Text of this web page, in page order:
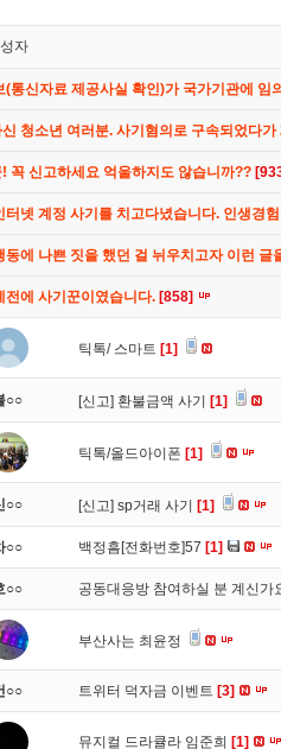
자
(통신자료 제공사실 확인)가 국가기관에 임
청소년 여러분. 사기혐의로 구속되었다
꼭 신고하세요 억울하지도 않습니까??
터넷 계정 사기를 치고다녔습니다. 인생경
동에 나쁜 짓을 했던 걸 뉘우치고자 이런 글
전에 사기꾼이였습니다. [858]
틱톡/ 스마트 [1]
○○ [신고] 환불금액 사기 [1]
틱톡/올드아이폰 [1]
○○ [신고] sp거래 사기 [1]
○○ 백정흠[전화번호]57 [1]
○○ 공동대응방 참여하실 분 계신가
부산사는 최윤정
○○ 트위터 덕자금 이벤트 [3]
뮤지컬 드라큘라 임준희 [1]